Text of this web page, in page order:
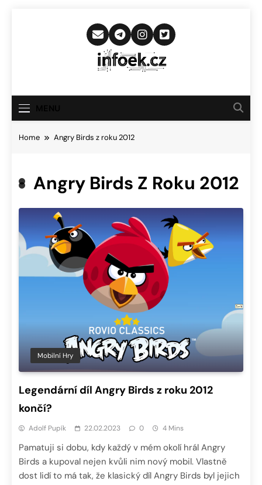
Infoek.cz
Novinkám
Home Angry Birds z roku 2012
Angry Birds Z Roku 2012
Mobilní Hry
Legendární díl Angry Birds z roku 2012
končí?
Adolf Pupík 22.02.2023 0 4 Mins
Pamatuji si dobu, kdy každý v mém okolí hrál Angry
Birds a kupoval nejen kvůli nim nový mobil. Vlastně
dost lidí to má tak, že klasický díl Angry Birds byl jejich